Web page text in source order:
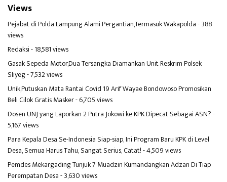
Views
Pejabat di Polda Lampung Alami Pergantian,Termasuk Wakapolda- 388
views
Redaksi- 18,581 views
Gasak Sepeda Motor,Dua Tersangka Diamankan Unit Reskrim Polsek
Sliyeg- 7,532 views
Unik,Putuskan Mata Rantai Covid 19 Arif Wayae Bondowoso Promosikan
Beli Cilok Gratis Masker- 6,705 views
Dosen UNJ yang Laporkan 2 Putra Jokowi ke KPK Dipecat Sebagai ASN?-
5,167 views
Para Kepala Desa Se-Indonesia Siap-siap, Ini Program Baru KPK di Level
Desa, Semua Harus Tahu, Sangat Serius, Catat!- 4,509 views
Pemdes Mekargading Tunjuk 7 Muadzin Kumandangkan Adzan Di Tiap
Perempatan Desa- 3,630 views